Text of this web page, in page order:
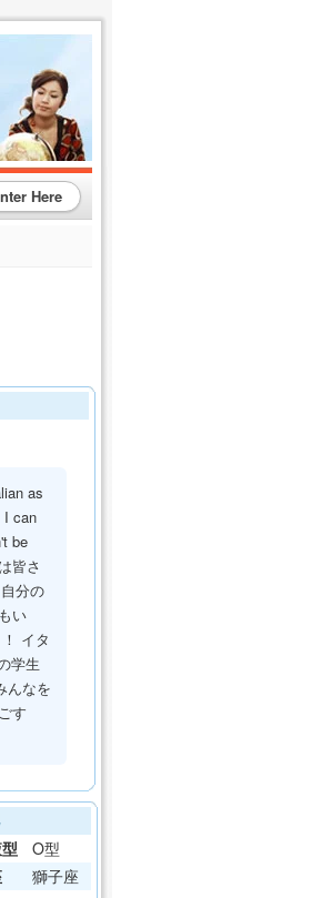
Here
as
I can
be
皆さ
分の
い
イタ
学生
んなを
す
O型
獅子座